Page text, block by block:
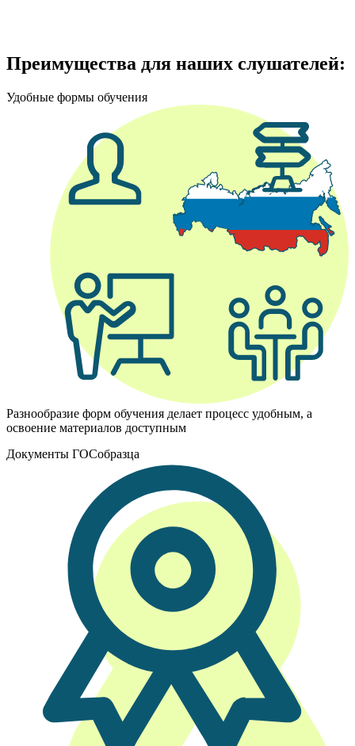
Преимущества для наших слушателей:
Удобные формы обучения
Разнообразие форм обучения делает процесс удобным, а
освоение материалов доступным
Документы ГОСобразца